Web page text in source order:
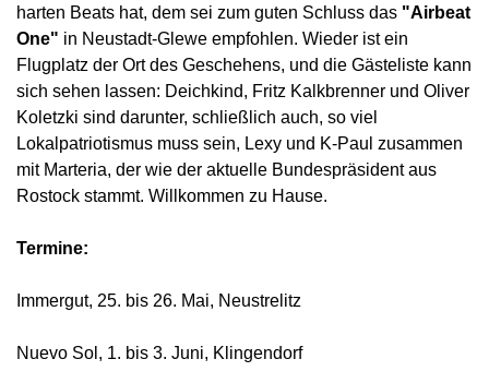
harten Beats hat, dem sei zum guten Schluss das "Airbeat
One" in Neustadt-Glewe empfohlen. Wieder ist ein
Flugplatz der Ort des Geschehens, und die Gästeliste kann
sich sehen lassen: Deichkind, Fritz Kalkbrenner und Oliver
Koletzki sind darunter, schließlich auch, so viel
Lokalpatriotismus muss sein, Lexy und K-Paul zusammen
mit Marteria, der wie der aktuelle Bundespräsident aus
Rostock stammt. Willkommen zu Hause.
Termine:
Immergut, 25. bis 26. Mai, Neustrelitz
Nuevo Sol, 1. bis 3. Juni, Klingendorf